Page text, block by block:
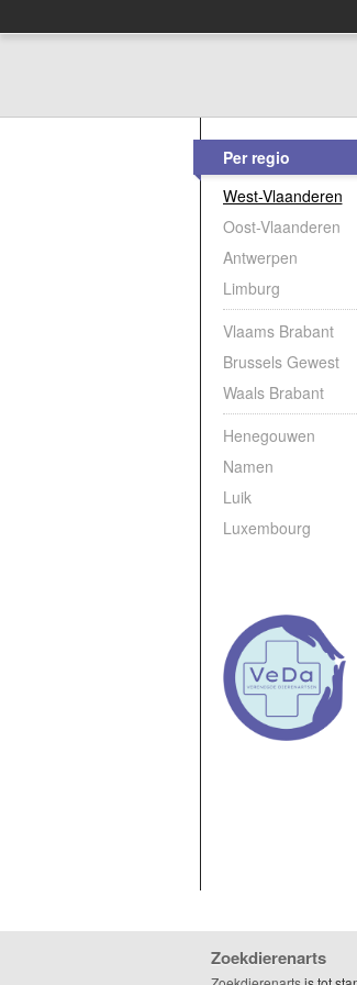
Per regio
West-Vlaanderen
Oost-Vlaanderen
Antwerpen
Limburg
Vlaams Brabant
Brussels Gewest
Waals Brabant
Henegouwen
Namen
Luik
Luxembourg
Zoekdierenarts